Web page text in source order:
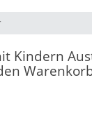
Kindern